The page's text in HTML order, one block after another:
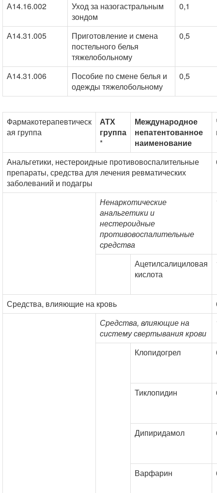
А14.16.002
Уход за назогастральным
зондом
0,1
А14.31.005
Приготовление и смена
постельного белья
тяжелобольному
0,5
А14.31.006
Пособие по смене белья и
одежды тяжелобольному
0,5
Фармакотерапевтическ
ая группа
АТХ
группа
*
Международное
непатентованное
наименование
Анальгетики, нестероидные противовоспалительные
препараты, средства для лечения ревматических
заболеваний и подагры
Ненаркотические
анальгетики и
нестероидные
противовоспалительные
средства
Ацетилсалициловая
кислота
Средства, влияющие на кровь
Средства, влияющие на
систему свертывания крови
Клопидогрел
Тиклопидин
Дипиридамол
Варфарин